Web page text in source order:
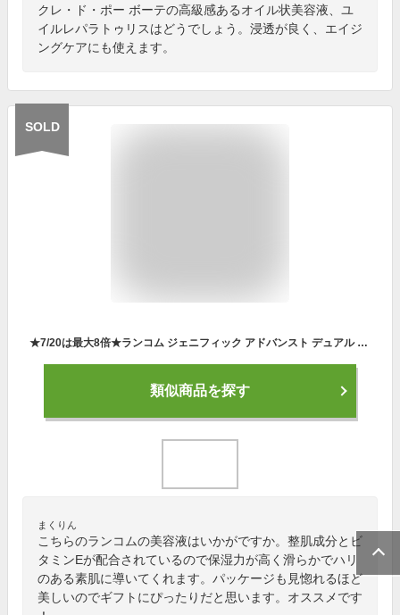
クレ・ド・ポー ボーテの高級感あるオイル状美容液、ユ
イルレパラトゥリスはどうでしょう。浸透が良く、エイジ
ングケアにも使えます。
SOLD
★7/20は最大8倍★ランコム ジェニフィック アドバンスト デュアル コンセントレート N 20ml(3614273408110)
類似商品を探す
まくりん
こちらのランコムの美容液はいかがですか。整肌成分とビ
タミンEが配合されているので保湿力が高く滑らかでハリ
のある素肌に導いてくれます。パッケージも見惚れるほど
美しいのでギフトにぴったりだと思います。オススメです